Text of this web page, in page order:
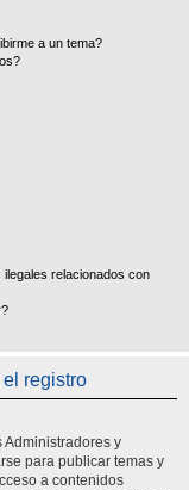
a un tema?
relacionados con
registro
Administradores y
para publicar temas y
a contenidos